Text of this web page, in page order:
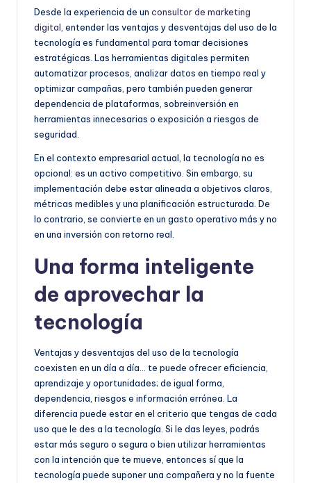
Desde la experiencia de un consultor de marketing
digital , entender las ventajas y desventajas del uso de la
tecnología es fundamental para tomar decisiones
estratégicas. Las herramientas digitales permiten
automatizar procesos, analizar datos en tiempo real y
optimizar campañas, pero también pueden generar
dependencia de plataformas, sobreinversión en
herramientas innecesarias o exposición a riesgos de
seguridad.
En el contexto empresarial actual, la tecnología no es
opcional: es un activo competitivo. Sin embargo, su
implementación debe estar alineada a objetivos claros,
métricas medibles y una planificación estructurada. De
lo contrario, se convierte en un gasto operativo más y no
en una inversión con retorno real.
Una forma inteligente
de aprovechar la
tecnología
Ventajas y desventajas del uso de la tecnología
coexisten en un día a día… te puede ofrecer eficiencia,
aprendizaje y oportunidades; de igual forma,
dependencia, riesgos e información errónea. La
diferencia puede estar en el criterio que tengas de cada
uso que le des a la tecnología. Si le das leyes, podrás
estar más seguro o segura o bien utilizar herramientas
con la intención que te mueve, entonces sí que la
tecnología puede suponer una compañera y no la fuente